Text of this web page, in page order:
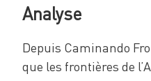
Analyse
Depuis Caminando
que les frontières de